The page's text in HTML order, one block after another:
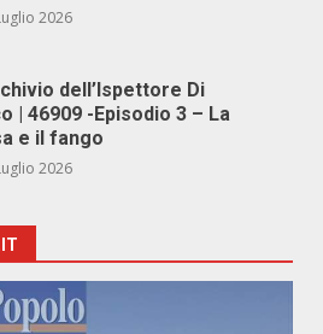
2026
dell’Ispettore Di
| 46909 -Episodio 3 – La
e il fango
2026